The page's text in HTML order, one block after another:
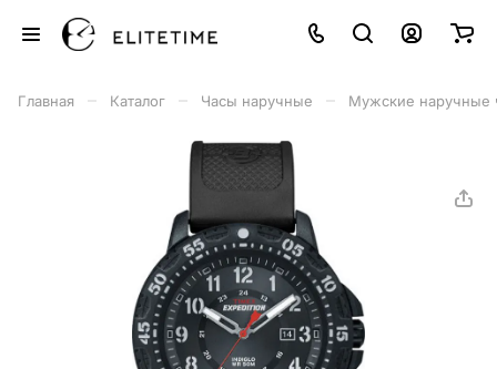
Главная Каталог Часы наручные Мужские наручные